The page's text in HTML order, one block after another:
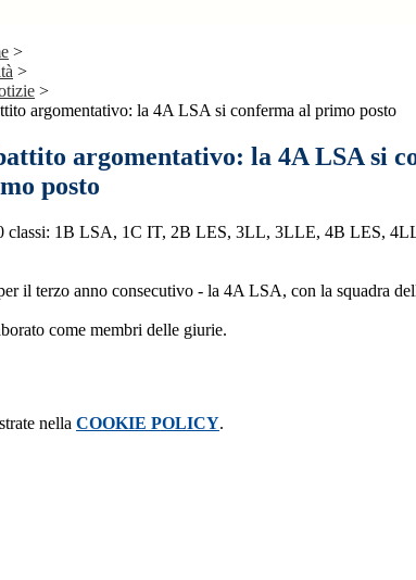
>
>
>
argomentativo: la 4A LSA si conferma al primo posto
argomentativo: la 4A LSA si
posto
classi: 1B LSA, 1C IT, 2B LES, 3LL, 3LLE, 4B LES,
il terzo anno consecutivo - la 4A LSA, con la squadra
come membri delle giurie.
nella COOKIE POLICY.